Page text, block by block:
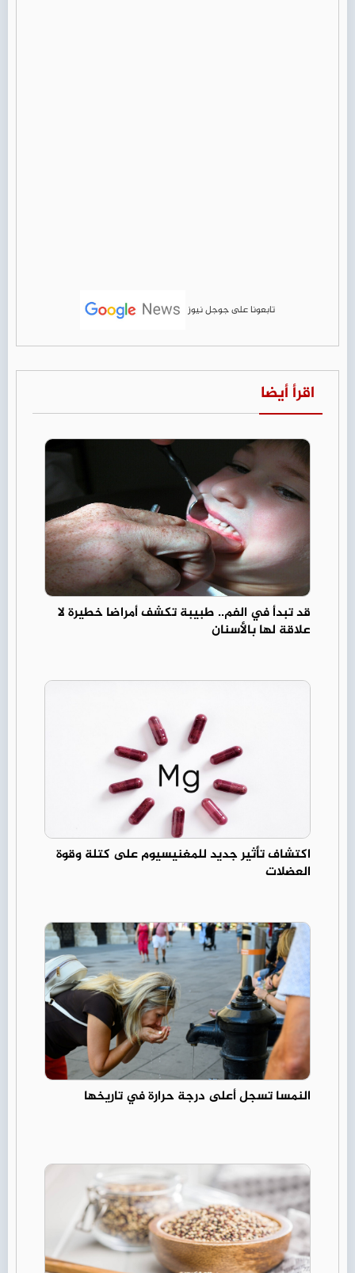
تابعونا على جوجل نيوز
اقرأ أيضا
قد تبدأ في الفم.. طبيبة تكشف أمراضا خطيرة لا
علاقة لها بالأسنان
اكتشاف تأثير جديد للمغنيسيوم على كتلة وقوة
العضلات
النمسا تسجل أعلى درجة حرارة في تاريخها